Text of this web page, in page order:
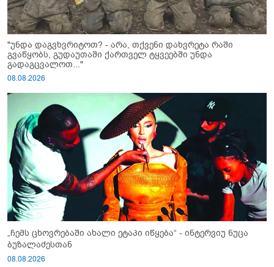
"უნდა დაგვხვრიტოთ? - არა, თქვენი დახვრეტა რაში
გვაწყობს, გუდაუთაში ქართველ ტყვეებში უნდა
გადაგცვალოთ..."
08.08.2026
„ჩემს ცხოვრებაში ახალი ეტაპი იწყება“ - ინტერვიუ ნუცა
ბუზალაძესთან
08.08.2026